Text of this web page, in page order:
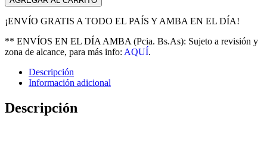
Quinny
Moodd
cantidad
¡ENVÍO GRATIS A TODO EL PAÍS Y AMBA EN EL DÍA!
** ENVÍOS EN EL DÍA AMBA (Pcia. Bs.As): Sujeto a revisión y
zona de alcance, para más info: AQUÍ.
Descripción
Información adicional
Descripción